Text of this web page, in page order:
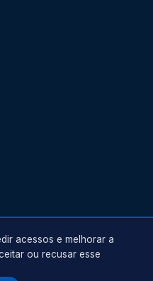
acessos e melhorar a
ou recusar esse